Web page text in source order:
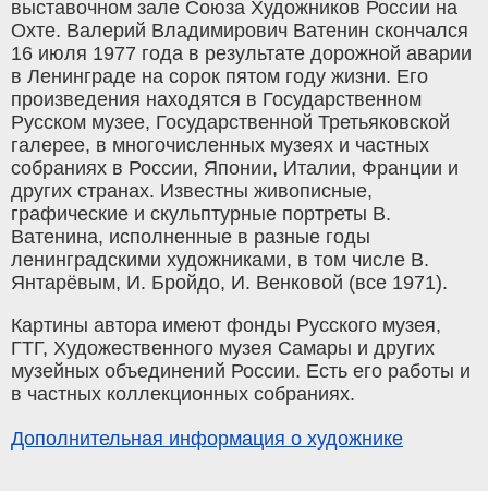
выставочном зале Союза Художников России на
Охте. Валерий Владимирович Ватенин скончался
16 июля 1977 года в результате дорожной аварии
в Ленинграде на сорок пятом году жизни. Его
произведения находятся в Государственном
Русском музее, Государственной Третьяковской
галерее, в многочисленных музеях и частных
собраниях в России, Японии, Италии, Франции и
других странах. Известны живописные,
графические и скульптурные портреты В.
Ватенина, исполненные в разные годы
ленинградскими художниками, в том числе В.
Янтарёвым, И. Бройдо, И. Венковой (все 1971).
Картины автора имеют фонды Русского музея,
ГТГ, Художественного музея Самары и других
музейных объединений России. Есть его работы и
в частных коллекционных собраниях.
Дополнительная информация о художнике